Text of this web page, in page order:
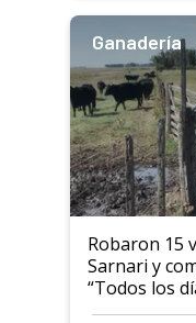
Ganadería
Robaron 15
Sarnari y
“Todos los
productor”